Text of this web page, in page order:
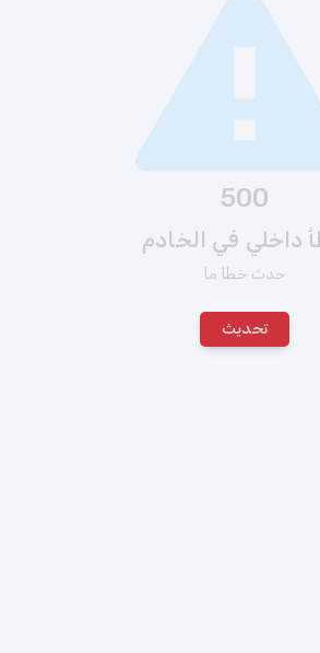
500
داخلي في الخادم
حدث خطأ ما
تحديث